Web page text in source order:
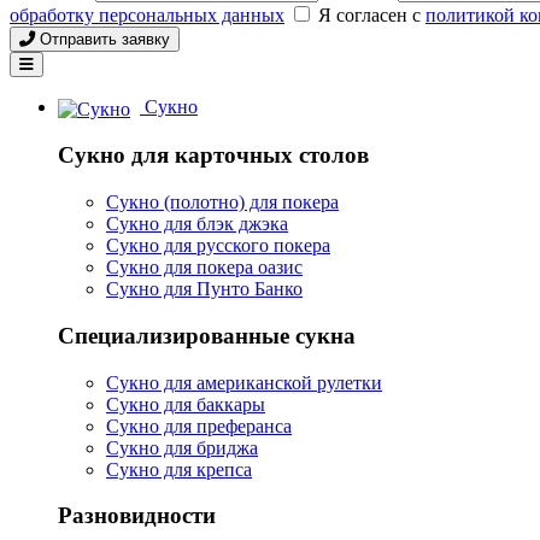
обработку персональных данных
Я согласен с политикой
Отправить заявку
Сукно
Сукно для карточных столов
Сукно (полотно) для покера
Сукно для блэк джэка
Сукно для русского покера
Сукно для покера оазис
Сукно для Пунто Банко
Специализированные сукна
Сукно для американской рулетки
Сукно для баккары
Сукно для преферанса
Сукно для бриджа
Сукно для крепса
Разновидности